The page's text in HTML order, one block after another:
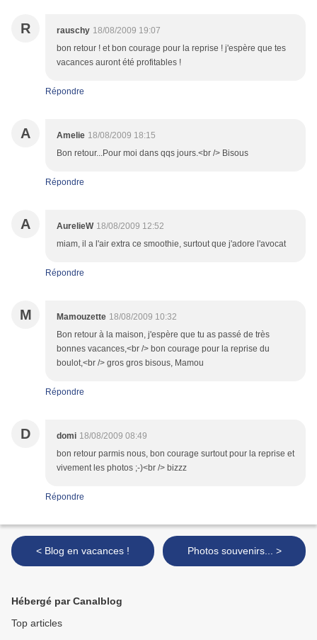
R rauschy 18/08/2009 19:07
bon retour ! et bon courage pour la reprise ! j'espère que tes
vacances auront été profitables !
Répondre
A Amelie 18/08/2009 18:15
Bon retour...Pour moi dans qqs jours.<br /> Bisous
Répondre
A AurelieW 18/08/2009 12:52
miam, il a l'air extra ce smoothie, surtout que j'adore l'avocat
Répondre
M Mamouzette 18/08/2009 10:32
Bon retour à la maison, j'espère que tu as passé de très
bonnes vacances,<br /> bon courage pour la reprise du
boulot,<br /> gros gros bisous, Mamou
Répondre
D domi 18/08/2009 08:49
bon retour parmis nous, bon courage surtout pour la reprise et
vivement les photos ;-)<br /> bizzz
Répondre
< Blog en vacances ! Photos souvenirs... >
Hébergé par Canalblog
Top articles